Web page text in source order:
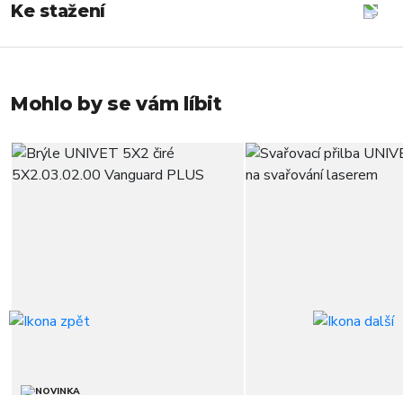
Ke stažení
Mohlo by se vám líbit